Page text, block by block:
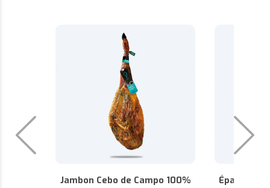
Jambon Cebo de Campo 100%
Épaule de